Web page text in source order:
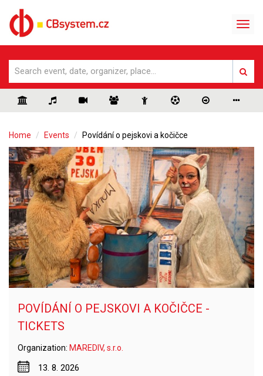
Home Events Povídání o pejskovi a kočičce
POVÍDÁNÍ O PEJSKOVI A KOČIČCE -
TICKETS
Organization: MAREDIV, s.r.o.
13. 8. 2026